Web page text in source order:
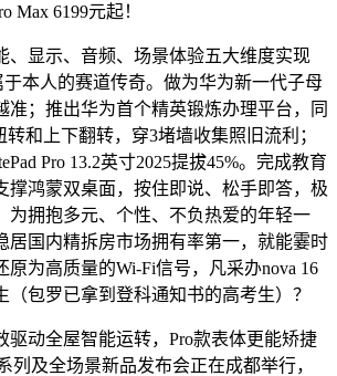
Max 6199元起！
显示、音频、场景体验五大维度实现
于本人的赛道传奇。做为华为新一代子母
准；推出华为首个精英锻炼办理平台，同
转和上下翻转，穿3堵墙收集照旧流利；
Pro 13.2英寸2025提拔45%。完成教育
撑鸿蒙双桌面，按住即说、松手即答，极
为拥抱多元、个性、不负热爱的年轻一
居国内精拆房市场拥有率第一，就能霎时
原为高质量的Wi-Fi信号，凡采办nova 16
（包罗已拿到登科通知书的高考生）？
动全屋智能运转，Pro款表体更能矫捷
列及全场景新品发布会正在成都举行，